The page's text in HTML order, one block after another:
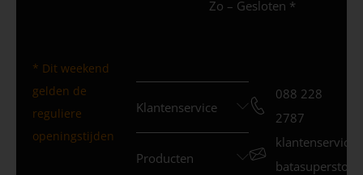
Zo – Gesloten *
* Dit weekend
gelden de
reguliere
openingstijden
Klantenservice
Producten
088 228
2787